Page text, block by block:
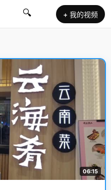
🔍 + 我的视频
06:15